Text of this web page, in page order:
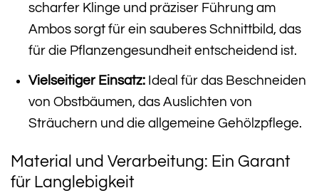
scharfer Klinge und präziser Führung am
Ambos sorgt für ein sauberes Schnittbild, das
für die Pflanzengesundheit entscheidend ist.
Vielseitiger Einsatz:Ideal für das Beschneiden
von Obstbäumen, das Auslichten von
Sträuchern und die allgemeine Gehölzpflege.
Material und Verarbeitung: Ein Garant
für Langlebigkeit